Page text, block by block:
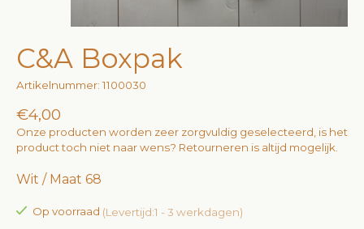
C&A Boxpak
Artikelnummer: 1100030
€4,00
Onze producten worden zeer zorgvuldig geselecteerd, is het
product toch niet naar wens? Retourneren is altijd mogelijk.
Wit / Maat 68
Op voorraad (Levertijd:1 - 3 werkdagen)